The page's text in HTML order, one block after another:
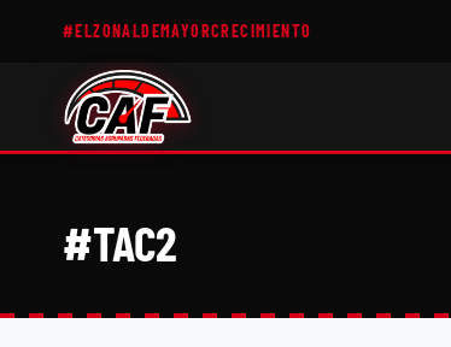
#ELZONALDEMAYORCRECIMIENTO
#TAC2